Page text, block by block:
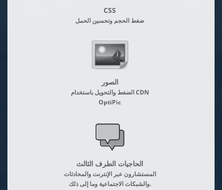
CSS
ضغط الحجم وتحسين الحمل
الصور
الضغط والتحويل باستخدام CDN
OptiPic
الحاجيات الطرف الثالث
المستشارون عبر الإنترنت والمحادثات
والشبكات الاجتماعية وما إلى ذلك.